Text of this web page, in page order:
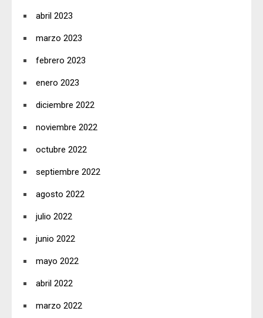
abril 2023
marzo 2023
febrero 2023
enero 2023
diciembre 2022
noviembre 2022
octubre 2022
septiembre 2022
agosto 2022
julio 2022
junio 2022
mayo 2022
abril 2022
marzo 2022